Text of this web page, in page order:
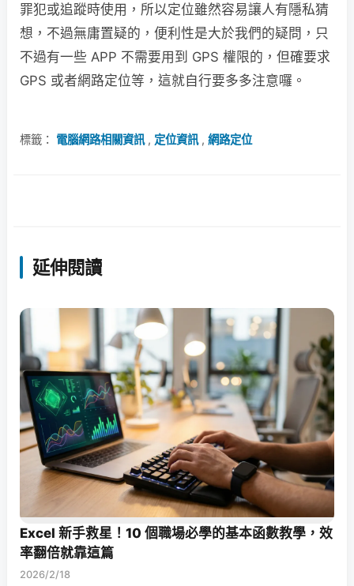
罪犯或追蹤時使用，所以定位雖然容易讓人有隱私猜
想，不過無庸置疑的，便利性是大於我們的疑問，只
不過有一些 APP 不需要用到 GPS 權限的，但確要求
GPS 或者網路定位等，這就自行要多多注意囉。
標籤： 電腦網路相關資訊, 定位資訊, 網路定位
延伸閱讀
Excel 新手救星！10 個職場必學的基本函數教學，效
率翻倍就靠這篇
2026/2/18